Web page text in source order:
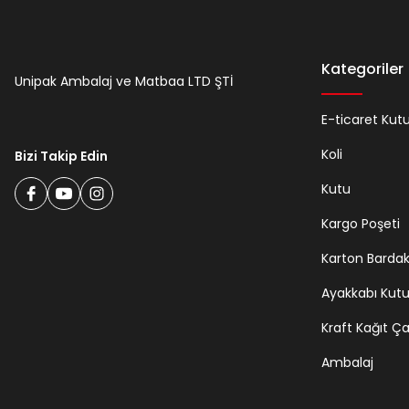
Unipak Ambalaj ve Matbaa LTD ŞTİ
Bizi Takip Edin
Kategoriler
E-ticaret
Koli
Kutu
Kargo Poşeti
Karton Bardak
Ayakkabı
Kraft Kağıt
Ambalaj